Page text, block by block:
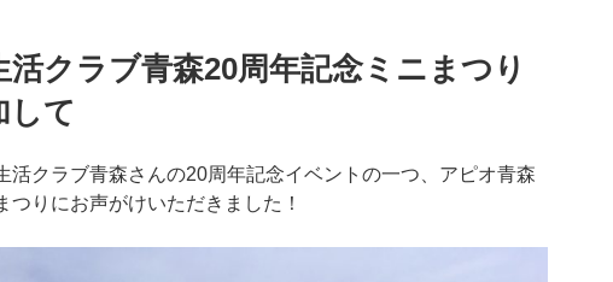
活クラブ青森20周年記念ミニまつり
して
活クラブ青森さんの20周年記念イベントの一つ、アピオ青森
つりにお声がけいただきました！